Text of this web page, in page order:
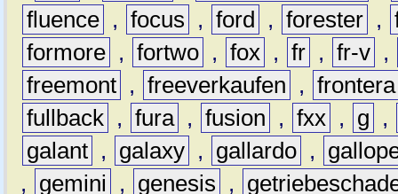
fluence , focus , ford , forester ,
formore , fortwo , fox , fr , fr-v ,
freemont , freeverkaufen , frontera
fullback , fura , fusion , fxx , g
,
galant , galaxy , gallardo ,
,
gemini , genesis ,